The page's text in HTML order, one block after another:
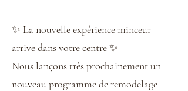
✨ La nouvelle expérience minceur
arrive dans votre centre ✨
Nous lançons très prochainement un
nouveau programme de remodelage